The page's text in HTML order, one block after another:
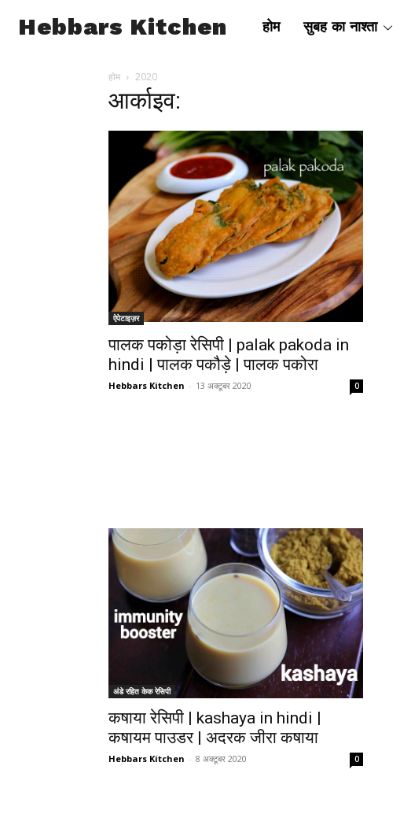
Hebbars Kitchen होम सुबह का नाश्ता
होम 2020
आर्काइव:
ऐपेटाइज़र
पालक पकोड़ा रेसिपी | palak pakoda in
hindi | पालक पकौड़े | पालक पकोरा
Hebbars Kitchen - 13 अक्टूबर 2020 0
अंडे रहित केक रेसिपी
कषाया रेसिपी | kashaya in hindi |
कषायम पाउडर | अदरक जीरा कषाया
Hebbars Kitchen - 8 अक्टूबर 2020 0